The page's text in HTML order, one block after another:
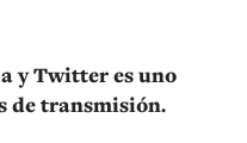
y Twitter es uno
de transmisión.